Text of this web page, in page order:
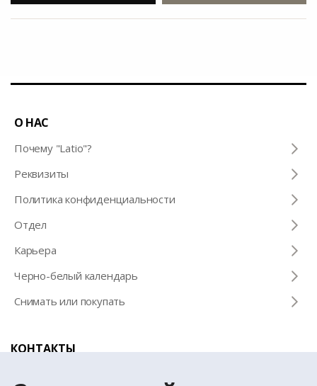
О НАС
Почему "Latio"?
Pеквизиты
Политика конфиденциальности
Отдел
Карьера
Черно-белый календарь
Снимать или покупать
КОНТАКТЫ